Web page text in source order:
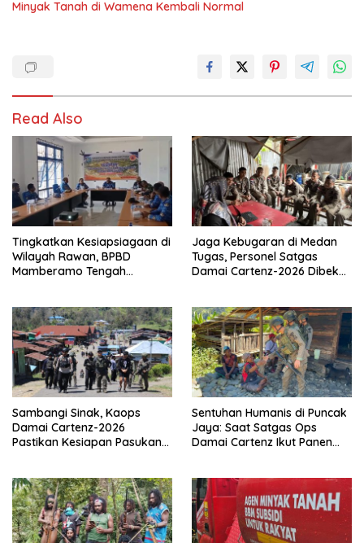
Minyak Tanah di Wamena Kembali Normal
Read Also
Tingkatkan Kesiapsiagaan di
Wilayah Rawan, BPBD
Mamberamo Tengah
Jaga Kebugaran di Medan
Tugas, Personel Satgas
Damai Cartenz-2026 Dibekali
Sambangi Sinak, Kaops
Damai Cartenz-2026
Pastikan Kesiapan Pasukan
Sentuhan Humanis di Puncak
Jaya: Saat Satgas Ops
Damai Cartenz Ikut Panen